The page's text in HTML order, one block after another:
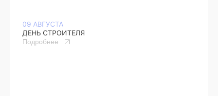
09 АВГУСТА
ДЕНЬ СТРОИТЕЛЯ
Подробнее